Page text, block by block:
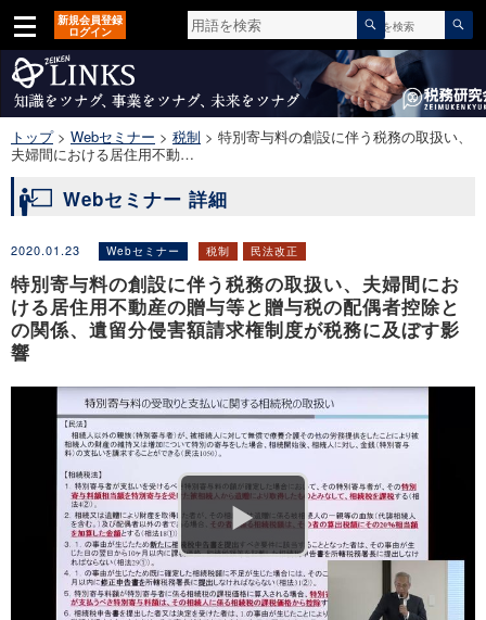
新規会員登録
ログイン カテゴリ 検
対
象:
検
索
開
始
トップ> Webセミナー > 税制 > 特別寄与料の創設に伴う税務の取扱い、
夫婦間における居住用不動…
Webセミナー 詳細
2020.01.23 Webセミナー 税制 民法改正
特別寄与料の創設に伴う税務の取扱い、夫婦間にお
ける居住用不動産の贈与等と贈与税の配偶者控除と
の関係、遺留分侵害額請求権制度が税務に及ぼす影
響